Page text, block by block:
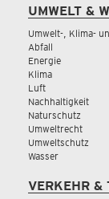
UMWELT &
Umwelt-, Klima-
Abfall
Energie
Klima
Luft
Nachhaltigkeit
Naturschutz
Umweltrecht
Umweltschutz
Wasser
VERKEHR &